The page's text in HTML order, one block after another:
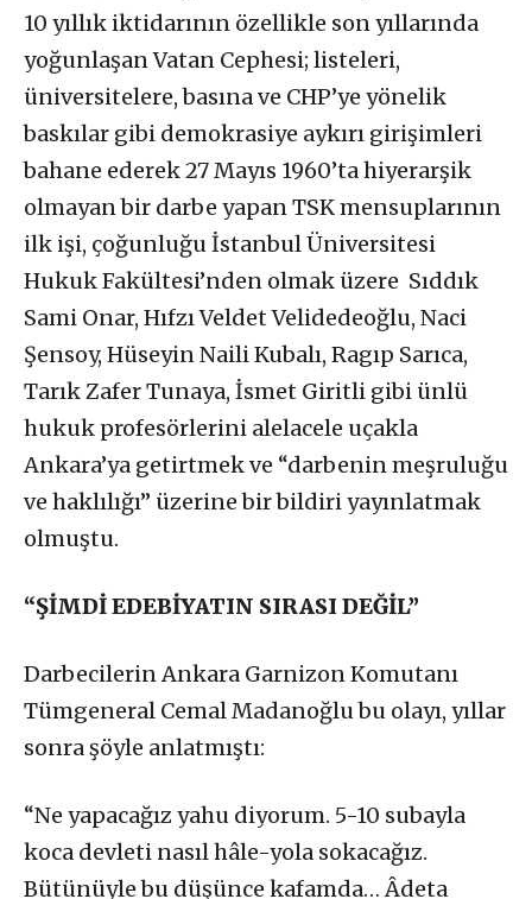
10 yıllık iktidarının özellikle son yıllarında
yoğunlaşan Vatan Cephesi; listeleri,
üniversitelere, basına ve CHP’ye yönelik
baskılar gibi demokrasiye aykırı girişimleri
bahane ederek 27 Mayıs 1960’ta hiyerarşik
olmayan bir darbe yapan TSK mensuplarının
ilk işi, çoğunluğu İstanbul Üniversitesi
Hukuk Fakültesi’nden olmak üzere Sıddık
Sami Onar, Hıfzı Veldet Velidedeoğlu, Naci
Şensoy, Hüseyin Naili Kubalı, Ragıp Sarıca,
Tarık Zafer Tunaya, İsmet Giritli gibi ünlü
hukuk profesörlerini alelacele uçakla
Ankara’ya getirtmek ve “darbenin meşruluğu
ve haklılığı” üzerine bir bildiri yayınlatmak
olmuştu.
“ŞİMDİ EDEBİYATIN SIRASI DEĞİL”
Darbecilerin Ankara Garnizon Komutanı
Tümgeneral Cemal Madanoğlu bu olayı, yıllar
sonra şöyle anlatmıştı:
“Ne yapacağız yahu diyorum. 5-10 subayla
koca devleti nasıl hâle-yola sokacağız.
Bütünüyle bu düşünce kafamda… Âdeta